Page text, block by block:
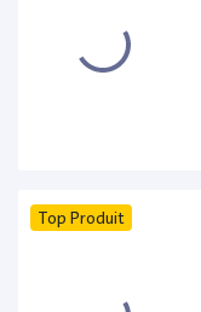
Top Produit